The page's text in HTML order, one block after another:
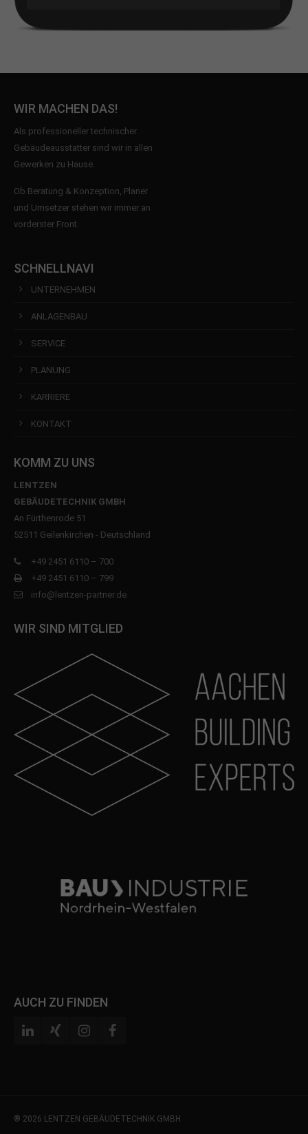
WIR MACHEN DAS!
Als professioneller technischer
Gebäudeausstatter sind wir in allen
Gewerken zu Hause.
Ob Beratung & Konzeption, Planer
und Umsetzer stehen wir immer an
vorderster Front.
SCHNELLNAVI
UNTERNEHMEN
ANLAGENBAU
SERVICE
PLANUNG
KARRIERE
KONTAKT
KOMM ZU UNS
LENTZEN
GEBÄUDETECHNIK GMBH
An Fürthenrode 51
52511 Geilenkirchen - Deutschland
+49 2451 6110 – 700
+49 2451 6110 – 799
info@lentzen-partner.de
WIR SIND MITGLIED
AUCH ZU FINDEN
® 2026 LENTZEN GEBÄUDETECHNIK GMBH